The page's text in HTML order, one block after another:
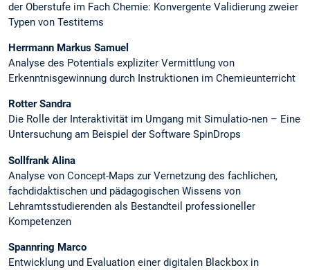
der Oberstufe im Fach Chemie: Konvergente Validierung zweier
Typen von Testitems
Herrmann Markus Samuel
Analyse des Potentials expliziter Vermittlung von
Erkenntnisgewinnung durch Instruktionen im Chemieunterricht
Rotter Sandra
Die Rolle der Interaktivität im Umgang mit Simulatio-nen – Eine
Untersuchung am Beispiel der Software SpinDrops
Sollfrank Alina
Analyse von Concept-Maps zur Vernetzung des fachlichen,
fachdidaktischen und pädagogischen Wissens von
Lehramtsstudierenden als Bestandteil professioneller
Kompetenzen
Spannring Marco
Entwicklung und Evaluation einer digitalen Blackbox in